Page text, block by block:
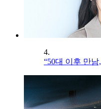
4.
“50대 이후 만